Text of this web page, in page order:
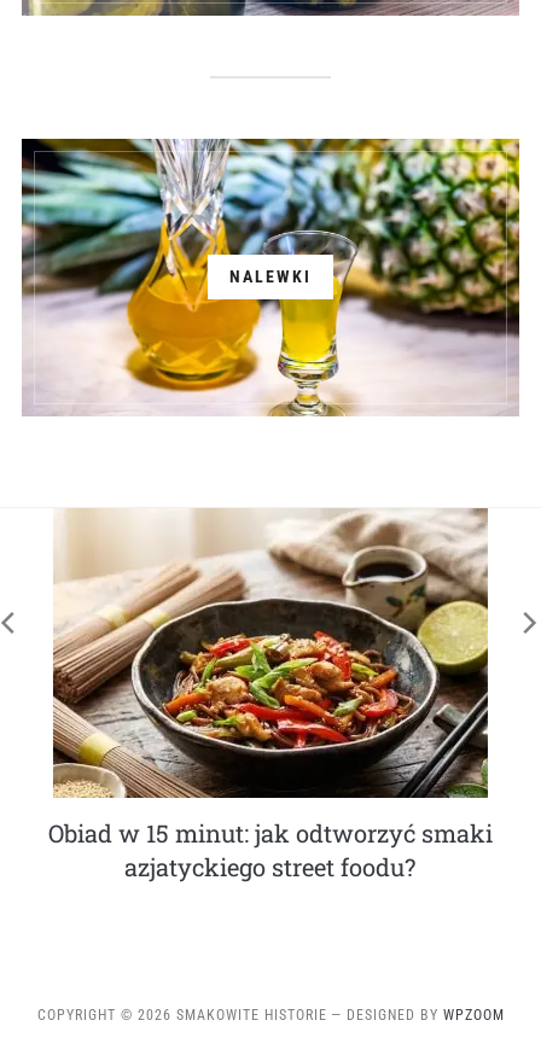
NALEWKI
Jak działa robot do mycia okien?
COPYRIGHT © 2026 SMAKOWITE HISTORIE — DESIGNED BY WPZOOM